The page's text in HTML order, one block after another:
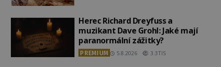
Herec Richard Dreyfuss a
muzikant Dave Grohl: Jaké mají
paranormální zážitky?
PREMIUM 5.8.2026 3.3TIS